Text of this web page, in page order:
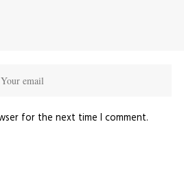
for the next time I comment.